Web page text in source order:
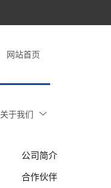
网站首页
关于我们
公司简介
合作伙伴